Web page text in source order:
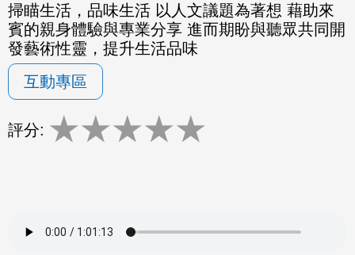
掃瞄生活，品味生活 以人文議題為著想 藉助來
賓的親身體驗與專業分享 進而期盼與聽眾共同開
發藝術性靈，提升生活品味
互動專區
評分: ★★★★★